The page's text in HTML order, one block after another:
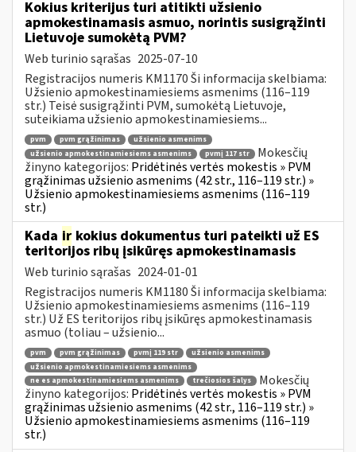
Kokius kriterijus turi atitikti užsienio
apmokestinamasis asmuo, norintis susigrąžinti
Lietuvoje sumokėtą PVM?
Web turinio sąrašas 2025-07-10
Registracijos numeris KM1170 Ši informacija skelbiama:
Užsienio apmokestinamiesiems asmenims (116–119
str.) Teisė susigrąžinti PVM, sumokėtą Lietuvoje,
suteikiama užsienio apmokestinamiesiems...
pvm pvm grąžinimas
užsienio asmenims
užsienio apmokestinamiesiems asmenims
pvmį 117 str
Mokesčių
žinyno kategorijos: Pridėtinės vertės mokestis » PVM
grąžinimas užsienio asmenims (42 str., 116–119 str.) »
Užsienio apmokestinamiesiems asmenims (116–119
str.)
Kada ir kokius dokumentus turi pateikti už ES
teritorijos ribų įsikūręs apmokestinamasis
Web turinio sąrašas 2024-01-01
Registracijos numeris KM1180 Ši informacija skelbiama:
Užsienio apmokestinamiesiems asmenims (116–119
str.) Už ES teritorijos ribų įsikūręs apmokestinamasis
asmuo (toliau – užsienio...
pvm pvm grąžinimas pvmį 119 str
užsienio asmenims
užsienio apmokestinamiesiems asmenims
ne es apmokestinamiesiems asmenims
trečiosios šalys
Mokesčių
žinyno kategorijos: Pridėtinės vertės mokestis » PVM
grąžinimas užsienio asmenims (42 str., 116–119 str.) »
Užsienio apmokestinamiesiems asmenims (116–119
str.)